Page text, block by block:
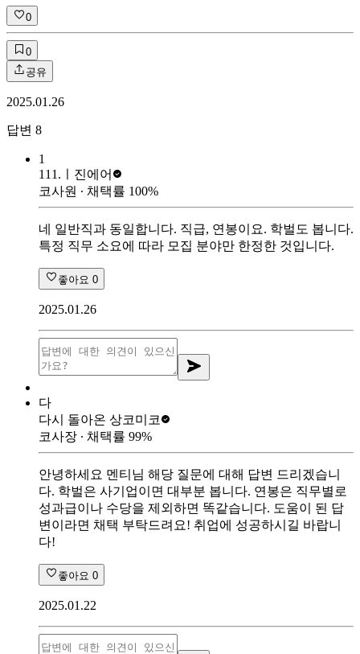
0
0
공유
2025.01.26
답변 8
1
111.ㅣ 진에어
코사원 ∙ 채택률 100%
네 일반직과 동일합니다. 직급, 연봉이요. 학벌도 봅니다.
특정 직무 소요에 따라 모집 분야만 한정한 것입니다.
좋아요 0
2025.01.26
다
다시 돌아온 상코미코
코사장 ∙ 채택률 99%
안녕하세요 멘티님 해당 질문에 대해 답변 드리겠습니
다. 학벌은 사기업이면 대부분 봅니다. 연봉은 직무별로
성과급이나 수당을 제외하면 똑같습니다. 도움이 된 답
변이라면 채택 부탁드려요! 취업에 성공하시길 바랍니
다!
좋아요 0
2025.01.22